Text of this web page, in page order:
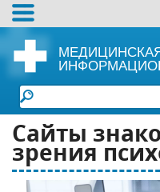
Сайты
зрения